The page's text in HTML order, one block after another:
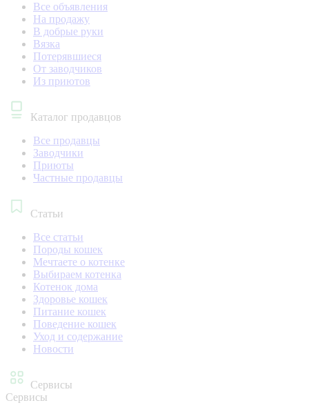
Все объявления
На продажу
В добрые руки
Вязка
Потерявшиеся
От заводчиков
Из приютов
Каталог продавцов
Все продавцы
Заводчики
Приюты
Частные продавцы
Статьи
Все статьи
Породы кошек
Мечтаете о котенке
Выбираем котенка
Котенок дома
Здоровье кошек
Питание кошек
Поведение кошек
Уход и содержание
Новости
Сервисы
Сервисы